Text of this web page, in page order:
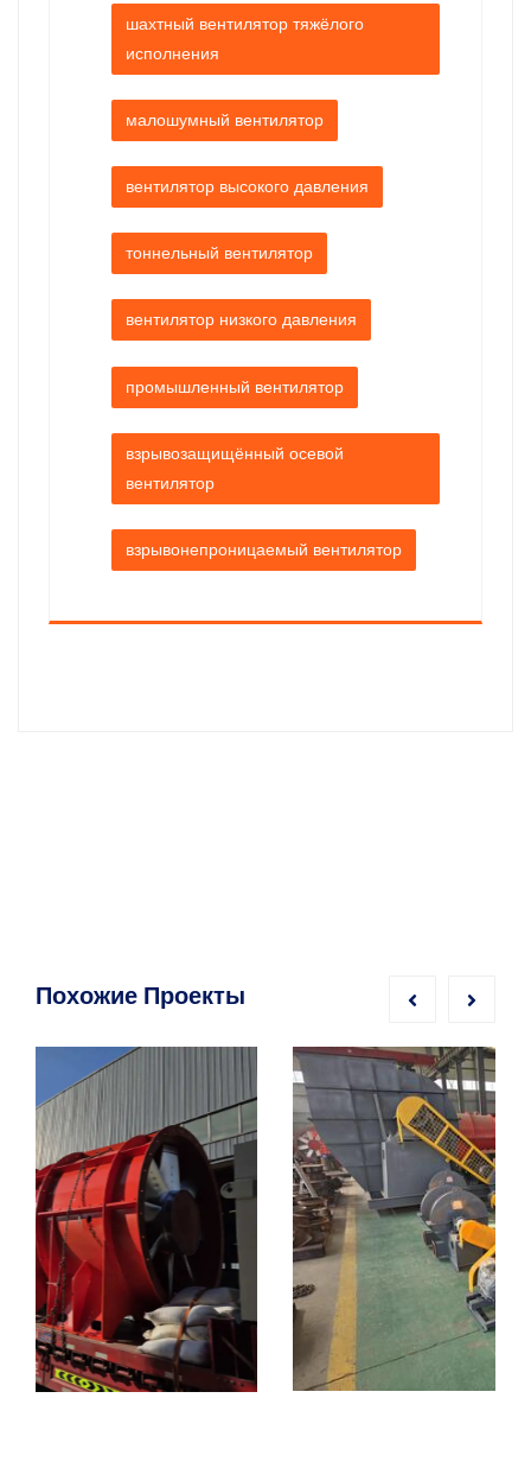
шахтный вентилятор тяжёлого
исполнения
малошумный вентилятор
вентилятор высокого давления
тоннельный вентилятор
вентилятор низкого давления
промышленный вентилятор
взрывозащищённый осевой
вентилятор
взрывонепроницаемый вентилятор
Похожие Проекты